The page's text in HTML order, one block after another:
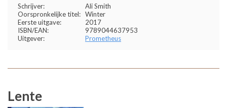
Schrijver:
Ali Smith
Oorspronkelijke titel: Winter
Eerste uitgave:
2017
ISBN/EAN:
9789044637953
Uitgever:
Prometheus
Lente